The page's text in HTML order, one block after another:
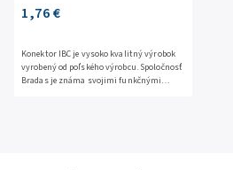
1,76 €
Konektor IBC je vysoko kvalitný výrobok
vyrobený od poľského výrobcu. Spoločnosť
Bradas je známa svojimi funkčnými